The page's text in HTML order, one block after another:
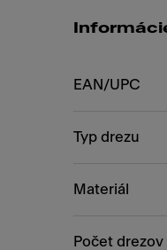
EAN/UPC
Typ drezu
Materiál
Počet drezov